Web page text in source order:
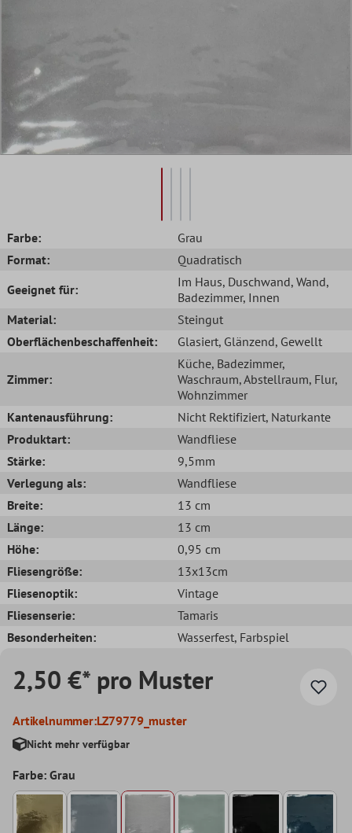
Farbe:
Grau
Format:
Quadratisch
Geeignet für:
Im Haus, Duschwand, Wand,
Badezimmer, Innen
Material:
Steingut
Oberflächenbeschaffenheit:
Glasiert, Glänzend, Gewellt
Zimmer:
Küche, Badezimmer,
Waschraum, Abstellraum, Flur,
Wohnzimmer
Kantenausführung:
Nicht Rektifiziert, Naturkante
Produktart:
Wandfliese
Stärke:
9,5mm
Verlegung als:
Wandfliese
Breite:
13 cm
Länge:
13 cm
Höhe:
0,95 cm
Fliesengröße:
13x13cm
Fliesenoptik:
Vintage
Fliesenserie:
Tamaris
Besonderheiten:
Wasserfest, Farbspiel
2,50 €* pro Muster
Artikelnummer:LZ79779_muster
Nicht mehr verfügbar
Farbe: Grau